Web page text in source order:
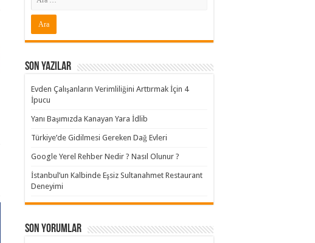
Son Yazılar
Evden Çalışanların Verimliliğini Arttırmak İçin 4
İpucu
Yanı Başımızda Kanayan Yara İdlib
Türkiye’de Gidilmesi Gereken Dağ Evleri
Google Yerel Rehber Nedir ? Nasıl Olunur ?
İstanbul’un Kalbinde Eşsiz Sultanahmet Restaurant
Deneyimi
Son yorumlar